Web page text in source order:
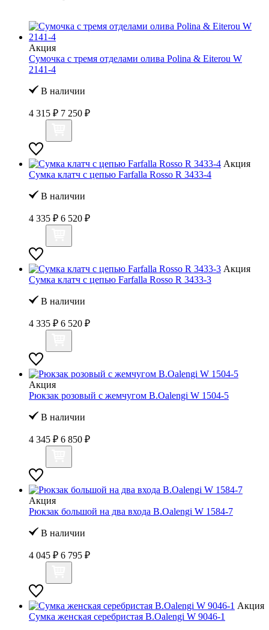
Акция
Сумочка с тремя отделами олива Polina & Eiterou W
2141-4
В наличии
4 315 ₽ 7 250 ₽
Акция
Сумка клатч с цепью Farfalla Rosso R 3433-4
В наличии
4 335 ₽ 6 520 ₽
Акция
Сумка клатч с цепью Farfalla Rosso R 3433-3
В наличии
4 335 ₽ 6 520 ₽
Акция
Рюкзак розовый с жемчугом B.Oalengi W 1504-5
В наличии
4 345 ₽ 6 850 ₽
Акция
Рюкзак большой на два входа B.Oalengi W 1584-7
В наличии
4 045 ₽ 6 795 ₽
Акция
Сумка женская серебристая B.Oalengi W 9046-1